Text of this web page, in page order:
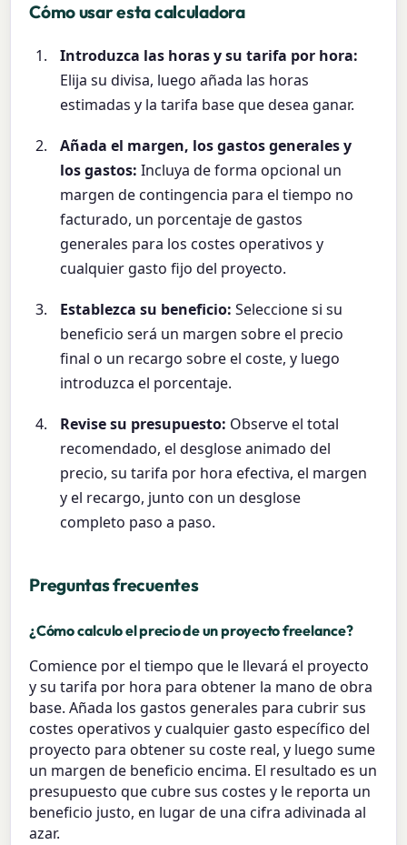
Cómo usar esta calculadora
Introduzca las horas y su tarifa por hora:
Elija su divisa, luego añada las horas
estimadas y la tarifa base que desea ganar.
Añada el margen, los gastos generales y
los gastos: Incluya de forma opcional un
margen de contingencia para el tiempo no
facturado, un porcentaje de gastos
generales para los costes operativos y
cualquier gasto fijo del proyecto.
Establezca su beneficio: Seleccione si su
beneficio será un margen sobre el precio
final o un recargo sobre el coste, y luego
introduzca el porcentaje.
Revise su presupuesto: Observe el total
recomendado, el desglose animado del
precio, su tarifa por hora efectiva, el margen
y el recargo, junto con un desglose
completo paso a paso.
Preguntas frecuentes
¿Cómo calculo el precio de un proyecto freelance?
Comience por el tiempo que le llevará el proyecto
y su tarifa por hora para obtener la mano de obra
base. Añada los gastos generales para cubrir sus
costes operativos y cualquier gasto específico del
proyecto para obtener su coste real, y luego sume
un margen de beneficio encima. El resultado es un
presupuesto que cubre sus costes y le reporta un
beneficio justo, en lugar de una cifra adivinada al
azar.